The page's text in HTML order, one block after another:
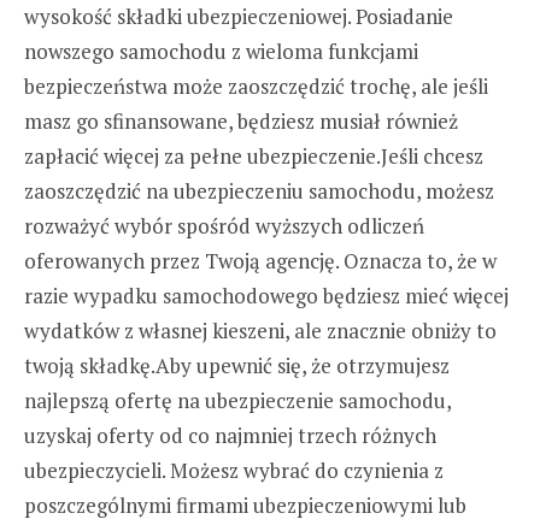
wysokość składki ubezpieczeniowej. Posiadanie
nowszego samochodu z wieloma funkcjami
bezpieczeństwa może zaoszczędzić trochę, ale jeśli
masz go sfinansowane, będziesz musiał również
zapłacić więcej za pełne ubezpieczenie.Jeśli chcesz
zaoszczędzić na ubezpieczeniu samochodu, możesz
rozważyć wybór spośród wyższych odliczeń
oferowanych przez Twoją agencję. Oznacza to, że w
razie wypadku samochodowego będziesz mieć więcej
wydatków z własnej kieszeni, ale znacznie obniży to
twoją składkę.Aby upewnić się, że otrzymujesz
najlepszą ofertę na ubezpieczenie samochodu,
uzyskaj oferty od co najmniej trzech różnych
ubezpieczycieli. Możesz wybrać do czynienia z
poszczególnymi firmami ubezpieczeniowymi lub